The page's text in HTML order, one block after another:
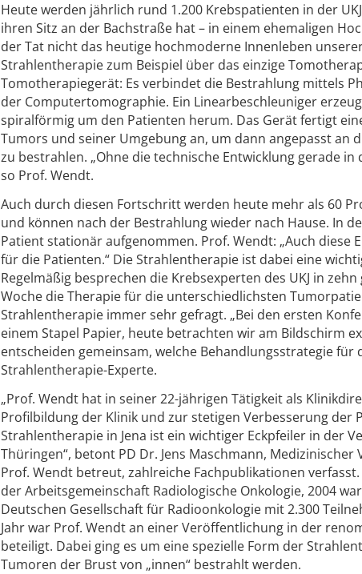
Heute werden jährlich rund 1.200 Krebspatienten in der
ihren Sitz an der Bachstraße hat – in einem ehemaligen
der Tat nicht das heutige hochmoderne Innenleben
Strahlentherapie zum Beispiel über das einzige
Tomotherapiegerät: Es verbindet die Bestrahlung mittels
der Computertomographie. Ein Linearbeschleuniger
spiralförmig um den Patienten herum. Das Gerät fertigt
Tumors und seiner Umgebung an, um dann angepasst an
zu bestrahlen. „Ohne die technische Entwicklung gerade
so Prof. Wendt.
Auch durch diesen Fortschritt werden heute mehr als 60
und können nach der Bestrahlung wieder nach Hause. In
Patient stationär aufgenommen. Prof. Wendt: „Auch diese
für die Patienten.“ Die Strahlentherapie ist dabei eine
Regelmäßig besprechen die Krebsexperten des UKJ in
Woche die Therapie für die unterschiedlichsten
Strahlentherapie immer sehr gefragt. „Bei den ersten
einem Stapel Papier, heute betrachten wir am Bildschirm
entscheiden gemeinsam, welche Behandlungsstrategie für
Strahlentherapie-Experte.
„Prof. Wendt hat in seiner 22-jährigen Tätigkeit als
Profilbildung der Klinik und zur stetigen Verbesserung der
Strahlentherapie in Jena ist ein wichtiger Eckpfeiler in der
Thüringen“, betont PD Dr. Jens Maschmann,
Prof. Wendt betreut, zahlreiche Fachpublikationen
der Arbeitsgemeinschaft Radiologische Onkologie, 2004
Deutschen Gesellschaft für Radioonkologie mit 2.300
Jahr war Prof. Wendt an einer Veröffentlichung in der
beteiligt. Dabei ging es um eine spezielle Form der
Tumoren der Brust von „innen“ bestrahlt werden.